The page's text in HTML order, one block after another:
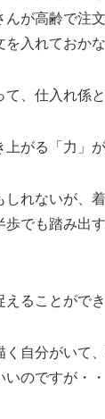
んが高齢で注
入れておか
、仕入れ係
がる「力」
しれないが、
歩でも踏み出
えることがで
自分がいて
のですが・・